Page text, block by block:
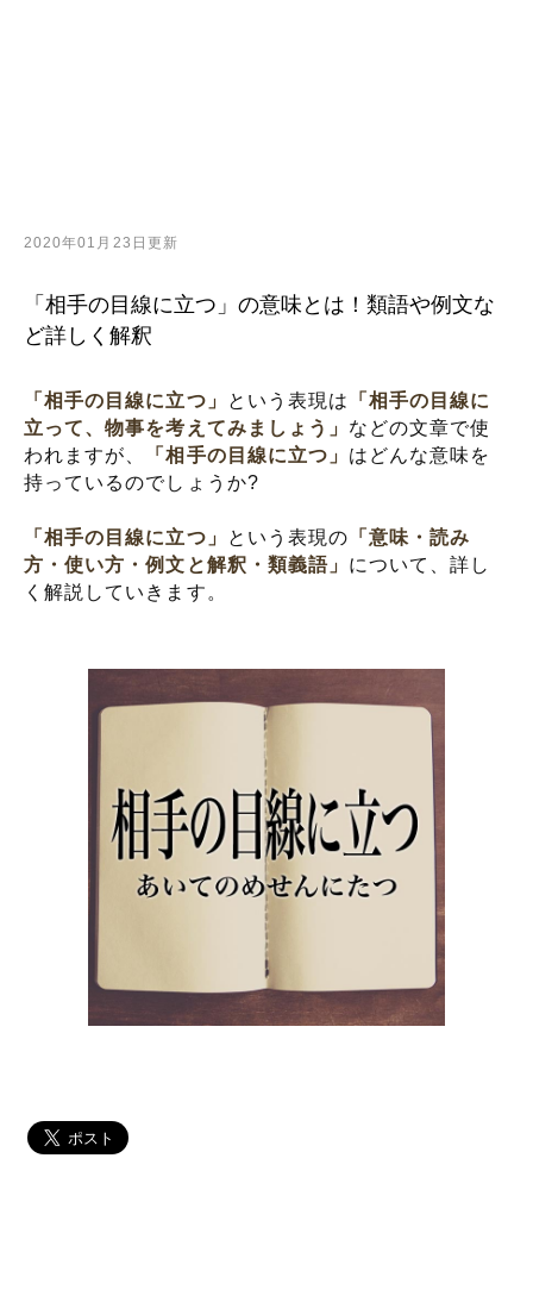
2020年01月23日更新
「相手の目線に立つ」の意味とは！類語や例文な
ど詳しく解釈
「相手の目線に立つ」 という表現は
「相手の目線に
立って、物事を考えてみましょう」 などの文章で使
われますが、
「相手の目線に立つ」 はどんな意味を
持っているのでしょうか?
「相手の目線に立つ」 という表現の 「意味・読み
方・使い方・例文と解釈・類義語」 について、詳し
く解説していきます。